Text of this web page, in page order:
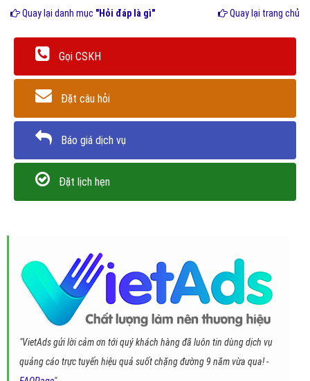
Quay lại danh mục "Hỏi đáp là gì" Quay lại trang chủ
Gọi CSKH
Đặt câu hỏi
Báo giá dịch vụ
Đặt lịch hẹn
"VietAds gửi lời cảm ơn tới quý khách hàng đã luôn tin dùng dịch vụ
quảng cáo trực tuyến hiệu quả suốt chặng đường 9 năm vừa qua! -